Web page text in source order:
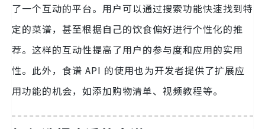
了一个互动的平台。用户可以通过搜索功能快速找到特
定的菜谱，甚至根据自己的饮食偏好进行个性化的推
荐。这样的互动性提高了用户的参与度和应用的实用
性。此外，食谱 API 的使用也为开发者提供了扩展应
用功能的机会，如添加购物清单、视频教程等。